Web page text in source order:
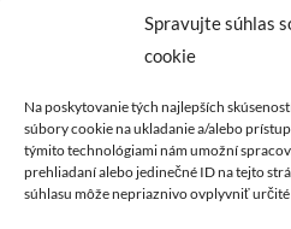
Spravujte súhlas
cookie
Na poskytovanie tých najlepších
súbory cookie na ukladanie a/alebo
týmito technológiami nám umožní
prehliadaní alebo jedinečné ID na tejto
súhlasu môže nepriaznivo ovplyvniť
Ochrana osobných údajov
Zásady používania súborov
Kontaktujte nás a
najkvalitnejšie
dekorácie..